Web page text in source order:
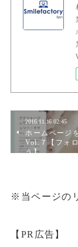
2016.11.16 02:45
ホームページ
Vol.７【フォ
う】
※当ページの
【PR広告】